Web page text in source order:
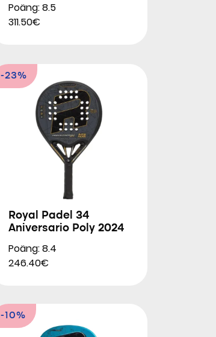
Poäng: 8.5
311.50€
-23%
Royal Padel 34
Aniversario Poly 2024
Poäng: 8.4
246.40€
-10%